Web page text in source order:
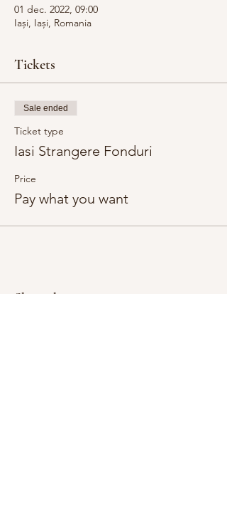
01 dec. 2022, 09:00
Iași, Iași, Romania
Tickets
Sale ended
Ticket type
Iasi Strangere Fonduri
Price
Pay what you want
Share this event